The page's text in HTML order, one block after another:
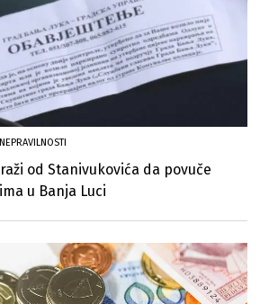
od Stanivukovića da povuče
u Banja Luci